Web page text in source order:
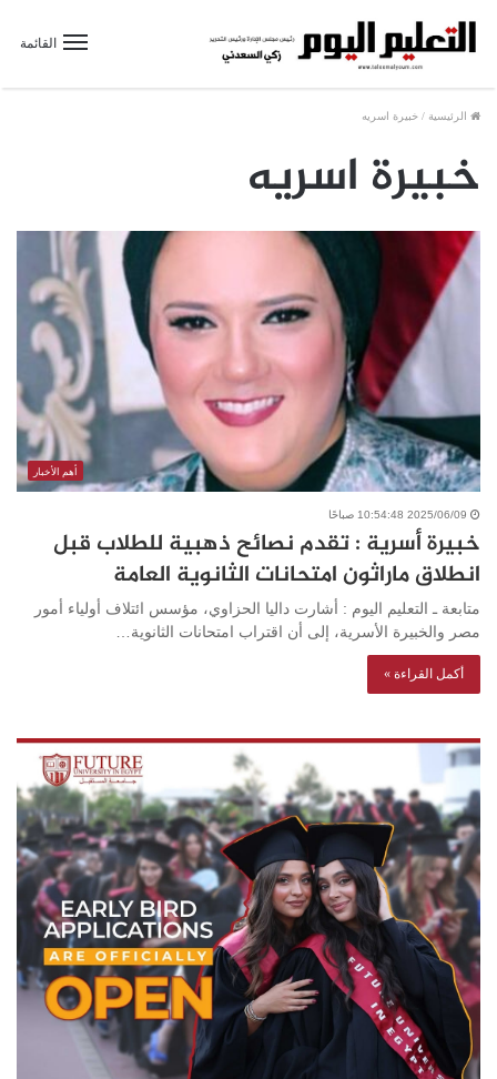
القائمة
الرئيسية / خبيرة اسريه
خبيرة اسريه
أهم الأخبار
2025/06/09 10:54:48 صباحًا
خبيرة أسرية : تقدم نصائح ذهبية للطلاب قبل
انطلاق ماراثون امتحانات الثانوية العامة
متابعة ـ التعليم اليوم : أشارت داليا الحزاوي، مؤسس ائتلاف أولياء أمور
مصر والخبيرة الأسرية، إلى أن اقتراب امتحانات الثانوية…
أكمل القراءة »